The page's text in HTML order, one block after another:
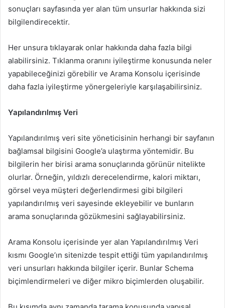
sonuçları sayfasında yer alan tüm unsurlar hakkında sizi
bilgilendirecektir.
Her unsura tıklayarak onlar hakkında daha fazla bilgi
alabilirsiniz. Tıklanma oranını iyileştirme konusunda neler
yapabileceğinizi görebilir ve Arama Konsolu içerisinde
daha fazla iyileştirme yönergeleriyle karşılaşabilirsiniz.
Yapılandırılmış Veri
Yapılandırılmış veri site yöneticisinin herhangi bir sayfanın
bağlamsal bilgisini Google’a ulaştırma yöntemidir. Bu
bilgilerin her birisi arama sonuçlarında görünür nitelikte
olurlar. Örneğin, yıldızlı derecelendirme, kalori miktarı,
görsel veya müşteri değerlendirmesi gibi bilgileri
yapılandırılmış veri sayesinde ekleyebilir ve bunların
arama sonuçlarında gözükmesini sağlayabilirsiniz.
Arama Konsolu içerisinde yer alan Yapılandırılmış Veri
kısmı Google’ın sitenizde tespit ettiği tüm yapılandırılmış
veri unsurları hakkında bilgiler içerir. Bunlar Schema
biçimlendirmeleri ve diğer mikro biçimlerden oluşabilir.